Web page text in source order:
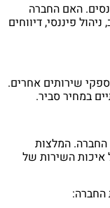
האם החברה
פיננסי, דיווחים
שירותים אחרים.
במחיר סביר.
המלצות
איכות השירות של
החברה: